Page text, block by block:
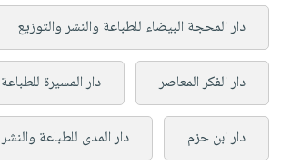
دار المحجة البيضاء للطباعة والنشر والتوزيع
دار الفكر المعاصر دار المسيرة
دار ابن حزم دار المدى للطباعة